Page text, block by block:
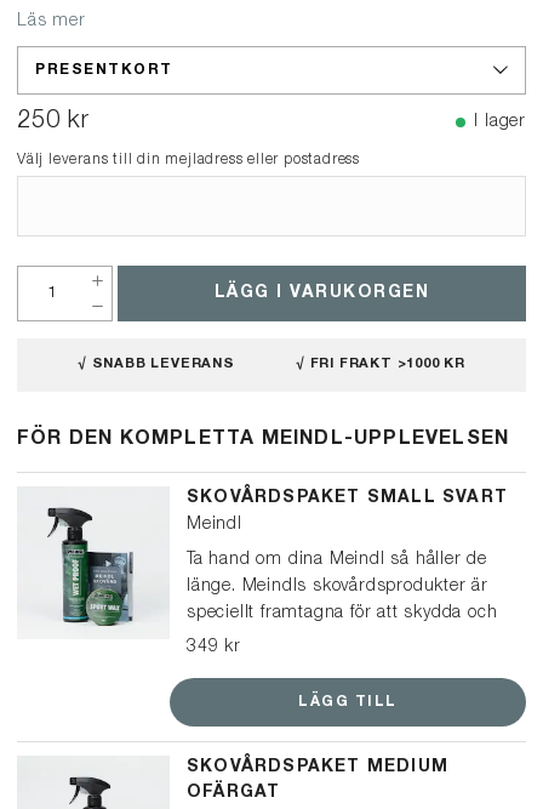
Läs mer
PRESENTKORT
250 kr I lager
Välj leverans till din mejladress eller postadress
LÄGG I VARUKORGEN
√ SNABB LEVERANS √ FRI FRAKT >1000 KR
FÖR DEN KOMPLETTA MEINDL-UPPLEVELSEN
SKOVÅRDSPAKET SMALL SVART
Meindl
Ta hand om dina Meindl så håller de
länge. Meindls skovårdsprodukter är
speciellt framtagna för att skydda och
vårda Meindl-kängor och skor. Det här
i svart läder, och kan också användas
look.
349 kr
LÄGG TILL
SKOVÅRDSPAKET MEDIUM
OFÄRGAT